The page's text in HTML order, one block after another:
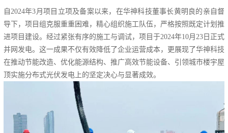
自2024年3月项目立项及备案以来，在华神科技董事长黄明良的亲自督
导下，项目组克服重重困难，精心组织施工队伍，严格按照既定计划推
进项目建设。经过紧张有序的施工与调试，项目于2024年10月23日正式
并网发电。这一成果不仅有效降低了企业运营成本，更展现了华神科技
在推动节能改造、优化能源结构、推广高效节能设备、引领城市楼宇屋
顶实施分布式光伏发电上的坚定决心与显著成效。